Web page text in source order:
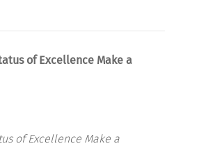
of Excellence Make a
of Excellence Make a